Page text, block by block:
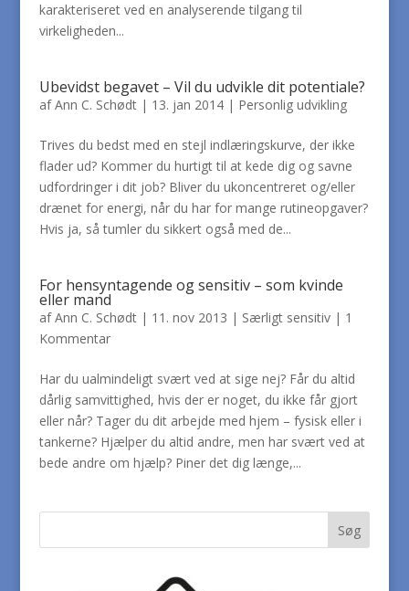
karakteriseret ved en analyserende tilgang til
virkeligheden...
Ubevidst begavet – Vil du udvikle dit potentiale?
afAnn C. Schødt| 13. jan 2014| Personlig udvikling
Trives du bedst med en stejl indlæringskurve, der ikke
flader ud? Kommer du hurtigt til at kede dig og savne
udfordringer i dit job? Bliver du ukoncentreret og/eller
drænet for energi, når du har for mange rutineopgaver?
Hvis ja, så tumler du sikkert også med de...
For hensyntagende og sensitiv – som kvinde
eller mand
afAnn C. Schødt| 11. nov 2013 | Særligt sensitiv| 1
Kommentar
Har du ualmindeligt svært ved at sige nej? Får du altid
dårlig samvittighed, hvis der er noget, du ikke får gjort
eller når? Tager du dit arbejde med hjem – fysisk eller i
tankerne? Hjælper du altid andre, men har svært ved at
bede andre om hjælp? Piner det dig længe,...